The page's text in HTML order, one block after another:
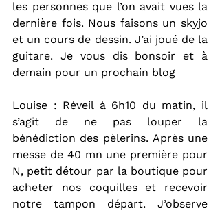
les personnes que l’on avait vues la
dernière fois. Nous faisons un skyjo
et un cours de dessin. J’ai joué de la
guitare. Je vous dis bonsoir et à
demain pour un prochain blog
Louise : Réveil à 6h10 du matin, il
s’agit de ne pas louper la
bénédiction des pèlerins. Après une
messe de 40 mn une première pour
N, petit détour par la boutique pour
acheter nos coquilles et recevoir
notre tampon départ. J’observe